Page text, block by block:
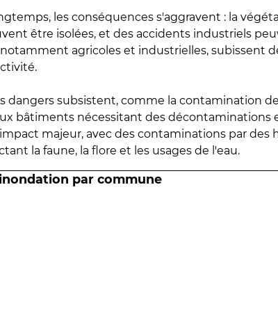
les conséquences s'aggravent : la
être isolées, et des accidents industriels
agricoles et industrielles, subissent
dangers subsistent, comme la contamination
bâtiments nécessitant des décontaminations
majeur, avec des contaminations par des
la faune, la flore et les usages de l'eau.
par commune